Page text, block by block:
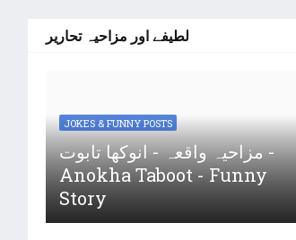
لطیفے اور مزاحیہ تحاریر
JOKES & FUNNY POSTS
مزاحیہ واقعہ - انوکھا تابوت -
Anokha Taboot - Funny
Story